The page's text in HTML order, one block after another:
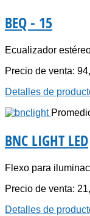
BEQ - 15
Ecualizador
Precio de venta:
Detalles de
BNC LIGHT LED
Flexo para
Precio de venta:
Detalles de